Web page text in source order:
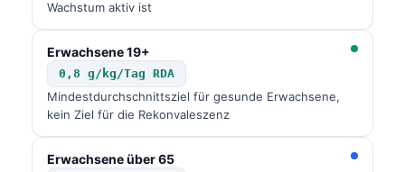
Wachstum aktiv ist
Erwachsene 19+
0,8 g/kg/Tag RDA
Mindestdurchschnittsziel für gesunde Erwachsene,
kein Ziel für die Rekonvaleszenz
Erwachsene über 65